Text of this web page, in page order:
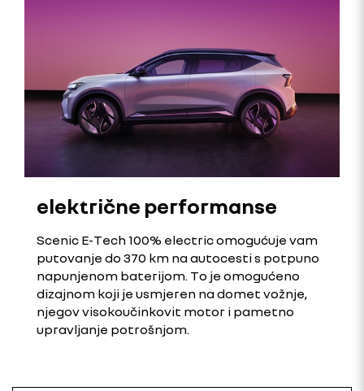
električne performanse
Scenic E-Tech 100% electric omogućuje vam
putovanje do 370 km na autocesti s potpuno
napunjenom baterijom. To je omogućeno
dizajnom koji je usmjeren na domet vožnje,
njegov visokoučinkovit motor i pametno
upravljanje potrošnjom.